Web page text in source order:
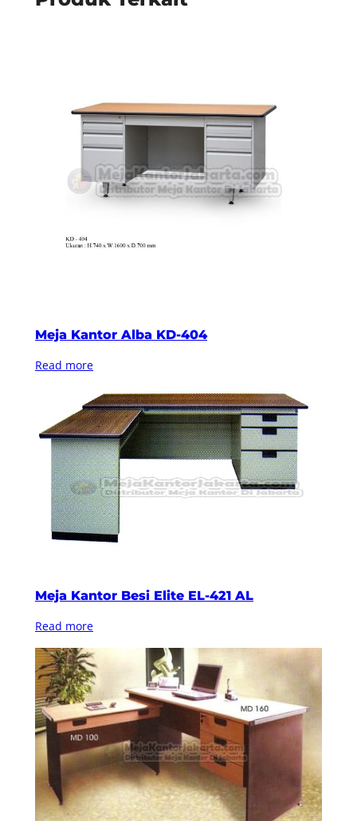
Meja Kantor Alba KD-404
Read more
Meja Kantor Besi Elite EL-421 AL
Read more